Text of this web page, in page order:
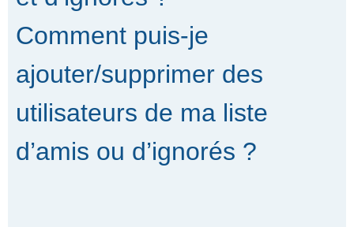
Comment puis-je
ajouter/supprimer des
utilisateurs de ma liste
d’amis ou d’ignorés ?